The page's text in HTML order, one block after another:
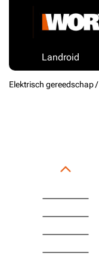
Landroid
Elektrisch gereedschap /